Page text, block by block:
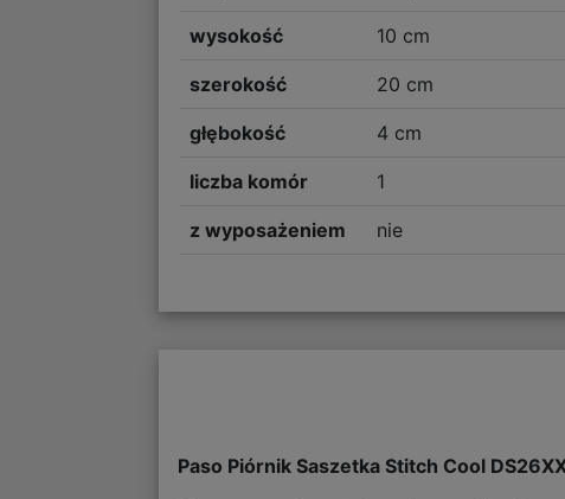
wysokość 10 cm
szerokość 20 cm
głębokość 4 cm
liczba komór 1
z wyposażeniem nie
Paso Piórnik Saszetka Stitch Cool